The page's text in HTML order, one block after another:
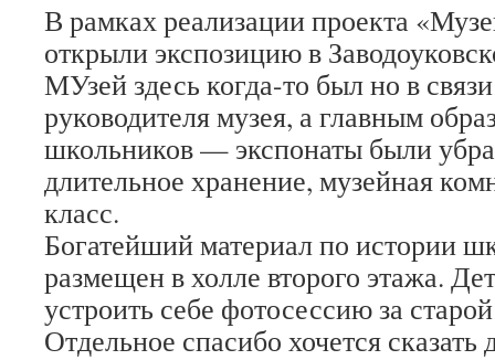
В рамках реализации проекта
открыли экспозицию в
МУзей здесь когда-то был но в
руководителя музея, а главным
школьников — экспонаты были
длительное хранение, музейная
класс.
Богатейший материал по истории
размещен в холле второго этажа.
устроить себе фотосессию за
Отдельное спасибо хочется